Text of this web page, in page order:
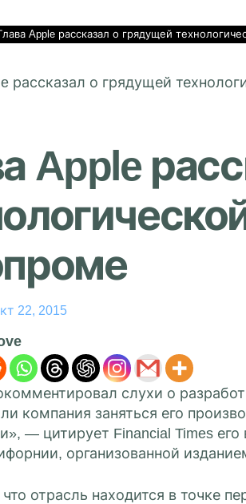
Apple рассказал о грядущей
Apple
22, 2015
слухи о
компания заняться его
— цитирует Financial Times
организованной
отрасль находится в точке